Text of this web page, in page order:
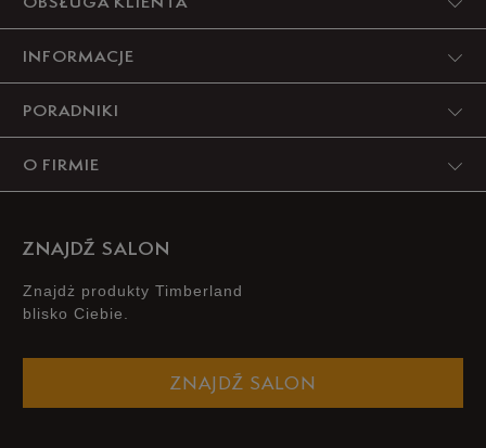
OBSŁUGA KLIENTA
INFORMACJE
PORADNIKI
O FIRMIE
ZNAJDŹ SALON
Znajdż produkty Timberland
blisko Ciebie.
ZNAJDŹ SALON